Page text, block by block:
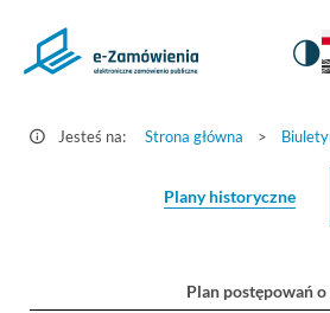
Szczegóły
e-
Jesteś na: Strona główna >
Plany historyczne
Plan postępowań